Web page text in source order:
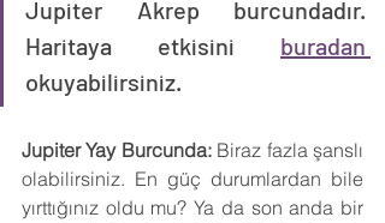
Jupiter Akrep burcundadır.
Haritaya etkisini
okuyabilirsiniz.
Jupiter Yay Burcunda: Biraz fazla şanslı
olabilirsiniz. En güç durumlardan bile
yırttığınız oldu mu? Ya da son anda bir